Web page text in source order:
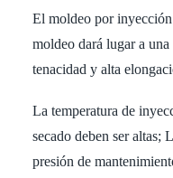
El moldeo por
moldeo dará lugar a
tenacidad y alta
La temperatura de
secado deben ser altas;
presión de